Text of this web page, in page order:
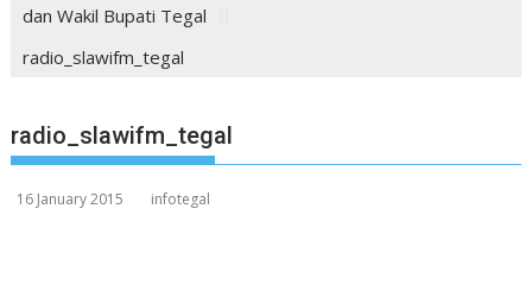
dan Wakil Bupati Tegal
radio_slawifm_tegal
radio_slawifm_tegal
16 January 2015 infotegal